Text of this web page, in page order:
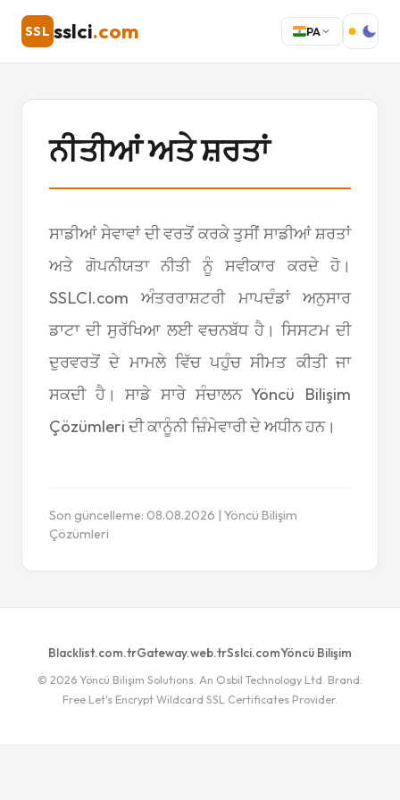
SSL sslci.com PA
ਨੀਤੀਆਂ ਅਤੇ ਸ਼ਰਤਾਂ
ਸਾਡੀਆਂ ਸੇਵਾਵਾਂ ਦੀ ਵਰਤੋਂ ਕਰਕੇ ਤੁਸੀਂ ਸਾਡੀਆਂ ਸ਼ਰਤਾਂ
ਅਤੇ ਗੋਪਨੀਯਤਾ ਨੀਤੀ ਨੂੰ ਸਵੀਕਾਰ ਕਰਦੇ ਹੋ।
SSLCI.com ਅੰਤਰਰਾਸ਼ਟਰੀ ਮਾਪਦੰਡਾਂ ਅਨੁਸਾਰ
ਡਾਟਾ ਦੀ ਸੁਰੱਖਿਆ ਲਈ ਵਚਨਬੱਧ ਹੈ। ਸਿਸਟਮ ਦੀ
ਦੁਰਵਰਤੋਂ ਦੇ ਮਾਮਲੇ ਵਿੱਚ ਪਹੁੰਚ ਸੀਮਤ ਕੀਤੀ ਜਾ
ਸਕਦੀ ਹੈ। ਸਾਡੇ ਸਾਰੇ ਸੰਚਾਲਨ Yöncü Bilişim
Çözümleri ਦੀ ਕਾਨੂੰਨੀ ਜ਼ਿੰਮੇਵਾਰੀ ਦੇ ਅਧੀਨ ਹਨ।
Son güncelleme: 08.08.2026 | Yöncü Bilişim
Çözümleri
Blacklist.com.trGateway.web.trSslci.comYöncü Bilişim
© 2026 Yöncü Bilişim Solutions. An Osbil Technology Ltd. Brand.
Free Let's Encrypt Wildcard SSL Certificates Provider.